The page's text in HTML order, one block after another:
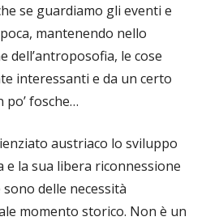
se guardiamo gli eventi e
mantenendo nello
dell’antroposofia, le cose
interessanti e da un certo
po’ fosche…
austriaco lo sviluppo
e la sua libera riconnessione
delle necessità
momento storico. Non è un